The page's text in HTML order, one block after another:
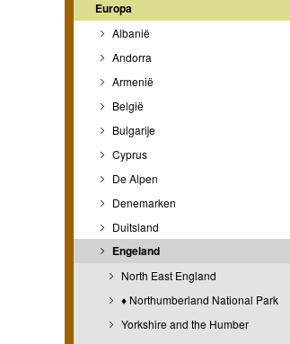
Europa
Albanië
Andorra
Armenië
België
Bulgarije
Cyprus
De Alpen
Denemarken
Duitsland
Engeland
North East England
♦ Northumberland National Park
Yorkshire and the Humber